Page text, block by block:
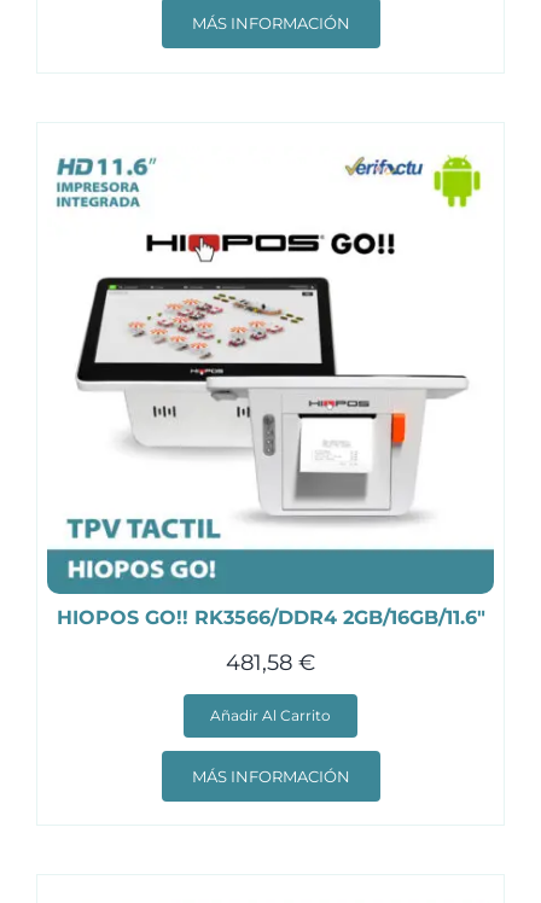
MÁS INFORMACIÓN
HIOPOS GO!! RK3566/DDR4 2GB/16GB/11.6″
481,58 €
Añadir Al Carrito
MÁS INFORMACIÓN